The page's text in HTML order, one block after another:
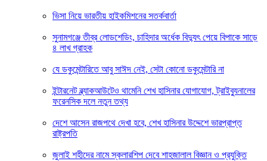
ভিসা নিয়ে ভারতীয় হাইকমিশনের সতর্কবার্তা
সুনামগঞ্জে তীব্র লোডশেডিং, চাহিদার অর্ধেক বিদ্যুৎ পেয়ে বিপাকে সাড়ে
৪ লাখ গ্রাহক
যে ডকুমেন্টারিতে আবু সাঈদ নেই, সেটা কোনো ডকুমেন্টারি না
ইন্টারনেট ব্ল্যাকআউটেও থামেনি শেখ হাসিনার যোগাযোগ, ট্রাইব্যুনালের
ফরেনসিক দলে নতুন তথ্য
দেশে আসেন রাজপথে দেখা হবে, শেখ হাসিনার উদ্দেশে ভারপ্রাপ্ত
রাষ্ট্রপতি
জুলাই শহীদের নামে স্কলারশিপ দেবে শাহজালাল বিজ্ঞান ও প্রযুক্তি